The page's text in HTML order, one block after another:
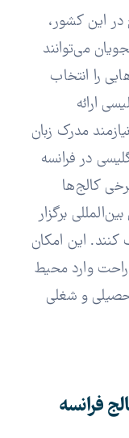
این کشور،
می‌توانند
را انتخاب
ارائه
مدرک زبان
در فرانسه
کالج‌ها
برگزار
کنند. این امکان
وارد محیط
و شغلی
فرانسه